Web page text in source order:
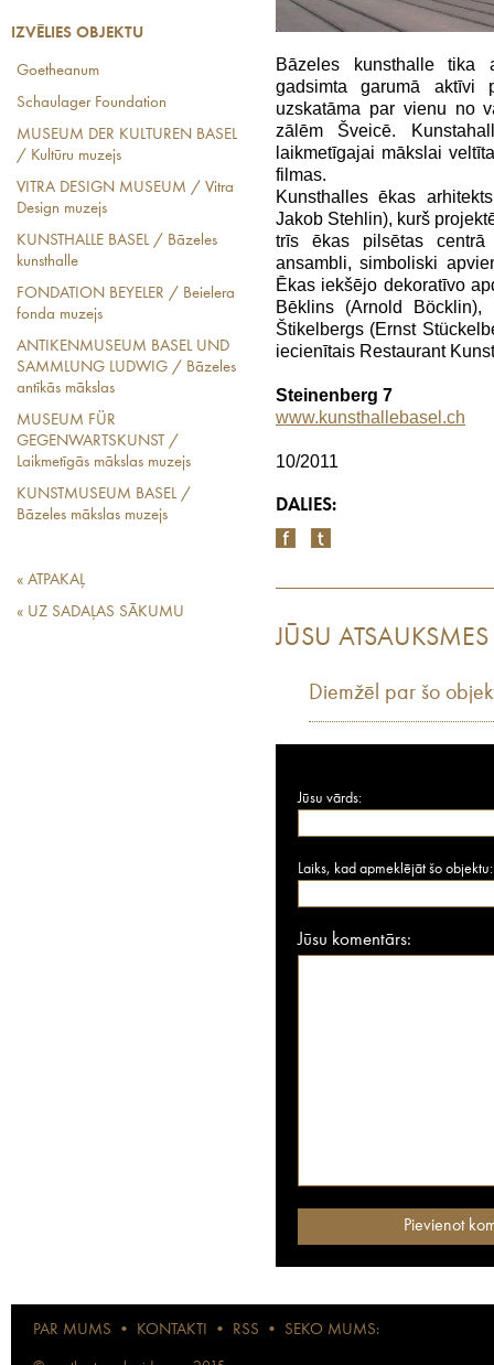
IZVĒLIES OBJEKTU
Goetheanum
Schaulager Foundation
MUSEUM DER KULTUREN BASEL
/ Kultūru muzejs
VITRA DESIGN MUSEUM / Vitra
Design muzejs
KUNSTHALLE BASEL / Bāzeles
kunsthalle
FONDATION BEYELER / Beielera
fonda muzejs
ANTIKENMUSEUM BASEL UND
SAMMLUNG LUDWIG / Bāzeles
antīkās mākslas
MUSEUM FÜR
GEGENWARTSKUNST /
Laikmetīgās mākslas muzejs
KUNSTMUSEUM BASEL /
Bāzeles mākslas muzejs
« ATPAKAĻ
« UZ SADAĻAS SĀKUMU
Bāzeles kunsthalle tika
gadsimta garumā aktīvi
uzskatāma par vienu no
zālēm Šveicē.
laikmetīgajai mākslai
filmas.
Kunsthalles ēkas
Jakob Stehlin), kurš
trīs ēkas pilsētas centrā
ansambli, simboliski
Ēkas iekšējo dekoratīvo
Bēklins (Arnold
Štikelbergs (Ernst
iecienītais Restaurant
Steinenberg 7
www.kunsthallebasel.ch
10/2011
DALIES:
JŪSU ATSAUKSMES
Diemžēl par šo
Jūsu vārds:
Laiks, kad apmeklējāt šo objektu:
Jūsu komentārs:
PAR MUMS • KONTAKTI • RSS • SEKO MUMS: